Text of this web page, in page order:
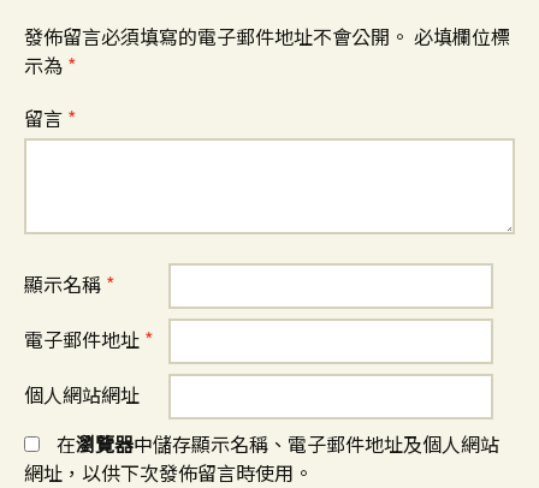
發佈留言必須填寫的電子郵件地址不會公開。 必填欄位標
示為 *
留言 *
顯示名稱 *
電子郵件地址 *
個人網站網址
在瀏覽器中儲存顯示名稱、電子郵件地址及個人網站
網址，以供下次發佈留言時使用。